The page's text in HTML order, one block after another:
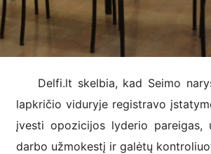
Delfi.lt skelbia, kad Seimo
lapkričio viduryje registravo
įvesti opozicijos lyderio
darbo užmokestį ir galėtų